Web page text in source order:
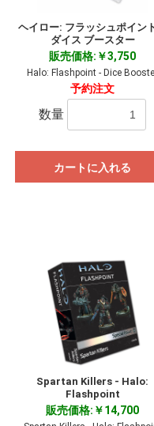
ヘイロー: フラッシュポイン
ダイス ブースター
販売価格:￥3,750
Halo: Flashpoint - Dice
予約注文
数量
カートに入れる
Spartan Killers - Halo:
Flashpoint
販売価格:￥14,700